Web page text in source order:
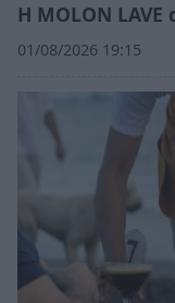
Η MOLON
01/08/2026 19:15